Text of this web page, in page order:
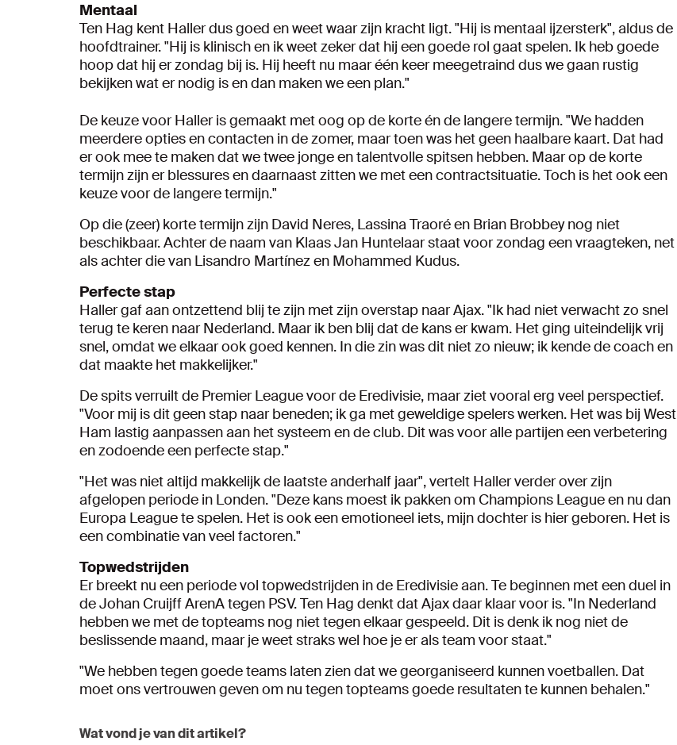
Mentaal
Ten Hag kent Haller dus goed en weet waar zijn kracht ligt. "Hij is mentaal ijzersterk", aldus de
hoofdtrainer. "Hij is klinisch en ik weet zeker dat hij een goede rol gaat spelen. Ik heb goede
hoop dat hij er zondag bij is. Hij heeft nu maar één keer meegetraind dus we gaan rustig
bekijken wat er nodig is en dan maken we een plan."
De keuze voor Haller is gemaakt met oog op de korte én de langere termijn. "We hadden
meerdere opties en contacten in de zomer, maar toen was het geen haalbare kaart. Dat had
er ook mee te maken dat we twee jonge en talentvolle spitsen hebben. Maar op de korte
termijn zijn er blessures en daarnaast zitten we met een contractsituatie. Toch is het ook een
keuze voor de langere termijn."
Op die (zeer) korte termijn zijn David Neres, Lassina Traoré en Brian Brobbey nog niet
beschikbaar. Achter de naam van Klaas Jan Huntelaar staat voor zondag een vraagteken, net
als achter die van Lisandro Martínez en Mohammed Kudus.
Perfecte stap
Haller gaf aan ontzettend blij te zijn met zijn overstap naar Ajax. "Ik had niet verwacht zo snel
terug te keren naar Nederland. Maar ik ben blij dat de kans er kwam. Het ging uiteindelijk vrij
snel, omdat we elkaar ook goed kennen. In die zin was dit niet zo nieuw; ik kende de coach en
dat maakte het makkelijker."
De spits verruilt de Premier League voor de Eredivisie, maar ziet vooral erg veel perspectief.
"Voor mij is dit geen stap naar beneden; ik ga met geweldige spelers werken. Het was bij West
Ham lastig aanpassen aan het systeem en de club. Dit was voor alle partijen een verbetering
en zodoende een perfecte stap."
"Het was niet altijd makkelijk de laatste anderhalf jaar", vertelt Haller verder over zijn
afgelopen periode in Londen. "Deze kans moest ik pakken om Champions League en nu dan
Europa League te spelen. Het is ook een emotioneel iets, mijn dochter is hier geboren. Het is
een combinatie van veel factoren."
Topwedstrijden
Er breekt nu een periode vol topwedstrijden in de Eredivisie aan. Te beginnen met een duel in
de Johan Cruijff ArenA tegen PSV. Ten Hag denkt dat Ajax daar klaar voor is. "In Nederland
hebben we met de topteams nog niet tegen elkaar gespeeld. Dit is denk ik nog niet de
beslissende maand, maar je weet straks wel hoe je er als team voor staat."
"We hebben tegen goede teams laten zien dat we georganiseerd kunnen voetballen. Dat
moet ons vertrouwen geven om nu tegen topteams goede resultaten te kunnen behalen."
Wat vond je van dit artikel?